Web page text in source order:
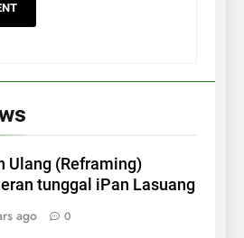
Ulang (Reframing)
tunggal iPan Lasuang
ago 0